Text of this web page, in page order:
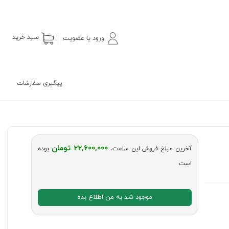
ورود یا عضویت سبد خرید
پیگیری سفارشات
آخرین مبلغ فروش این ساعت،22,600,000 تومان
بوده
است
موجود شد به من اطلاع بده